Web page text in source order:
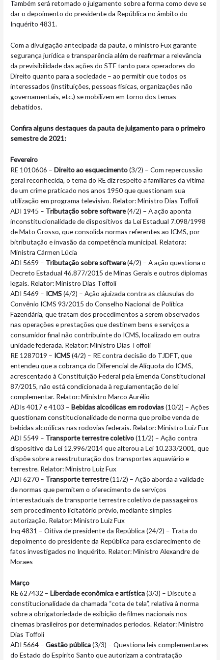
Também será retomado o julgamento sobre a forma como deve se
dar o depoimento do presidente da República no âmbito do
Inquérito 4831.
Com a divulgação antecipada da pauta, o ministro Fux garante
segurança jurídica e transparência além de reafirmar a relevância
da previsibilidade das ações do STF tanto para operadores do
Direito quanto para a sociedade – ao permitir que todos os
interessados (instituições, pessoas físicas, organizações não
governamentais, etc.) se mobilizem em torno dos temas
debatidos.
Confira alguns destaques da pauta de julgamento para o primeiro
semestre de 2021:
Fevereiro
RE 1010606 –Direito ao esquecimento(3/2) – Com repercussão
geral reconhecida, o tema do RE diz respeito a familiares da vítima
de um crime praticado nos anos 1950 que questionam sua
utilização em programa televisivo. Relator: Ministro Dias Toffoli
ADI 1945 – Tributação sobre software(4/2) – A ação aponta
inconstitucionalidade de dispositivos da Lei Estadual 7.098/1998
de Mato Grosso, que consolida normas referentes ao ICMS, por
bitributação e invasão da competência municipal. Relatora:
Ministra Cármen Lúcia
ADI 5659 – Tributação sobre software(4/2) – A ação questiona o
Decreto Estadual 46.877/2015 de Minas Gerais e outros diplomas
legais. Relator: Ministro Dias Toffoli
ADI 5469 – ICMS(4/2) – Ação ajuizada contra as cláusulas do
Convênio ICMS 93/2015 do Conselho Nacional de Política
Fazendária, que tratam dos procedimentos a serem observados
nas operações e prestações que destinem bens e serviços a
consumidor final não contribuinte do ICMS, localizado em outra
unidade federada. Relator: Ministro Dias Toffoli
RE 1287019 – ICMS(4/2) – RE contra decisão do TJDFT, que
entendeu que a cobrança do Diferencial de Alíquota do ICMS,
acrescentado à Constituição Federal pela Emenda Constitucional
87/2015, não está condicionada à regulamentação de lei
complementar. Relator: Ministro Marco Aurélio
ADIs 4017 e 4103 –Bebidas alcoólicas em rodovias(10/2) – Ações
questionam constitucionalidade de norma que proíbe venda de
bebidas alcoólicas nas rodovias federais. Relator: Ministro Luiz Fux
ADI 5549 – Transporte terrestre coletivo(11/2) – Ação contra
dispositivo da Lei 12.996/2014 que alterou a Lei 10.233/2001, que
dispõe sobre a reestruturação dos transportes aquaviário e
terrestre. Relator: Ministro Luiz Fux
ADI 6270 – Transporte terrestre(11/2) – Ação aborda a validade
de normas que permitem o oferecimento de serviços
interestaduais de transporte terrestre coletivo de passageiros
sem procedimento licitatório prévio, mediante simples
autorização. Relator: Ministro Luiz Fux
Inq 4831 – Oitiva de presidente da República (24/2) – Trata do
depoimento do presidente da República para esclarecimento de
fatos investigados no Inquérito. Relator: Ministro Alexandre de
Moraes
Março
RE 627432 –Liberdade econômica e artística(3/3) – Discute a
constitucionalidade da chamada “cota de tela”, relativa à norma
sobre a obrigatoriedade de exibição de filmes nacionais nos
cinemas brasileiros por determinados períodos. Relator: Ministro
Dias Toffoli
ADI 5664 –Gestão pública(3/3) – Questiona leis complementares
do Estado do Espírito Santo que autorizam a contratação